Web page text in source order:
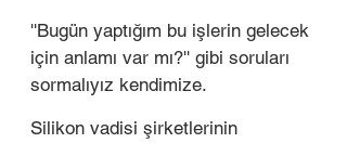
''Bugün yaptığım bu işlerin gelecek
için anlamı var mı?'' gibi soruları
sormalıyız kendimize.
Silikon vadisi şirketlerinin